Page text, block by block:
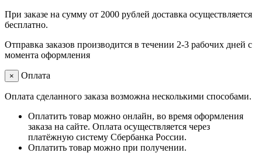
При заказе на сумму от 2000 рублей доставка осуществляется
бесплатно.
Отправка заказов производится в течении 2-3 рабочих дней с
момента оформления
× Оплата
Оплата сделанного заказа возможна несколькими способами.
Оплатить товар можно онлайн, во время оформления
заказа на сайте. Оплата осуществляется через
платёжную систему Сбербанка России.
Оплатить товар можно при получении.